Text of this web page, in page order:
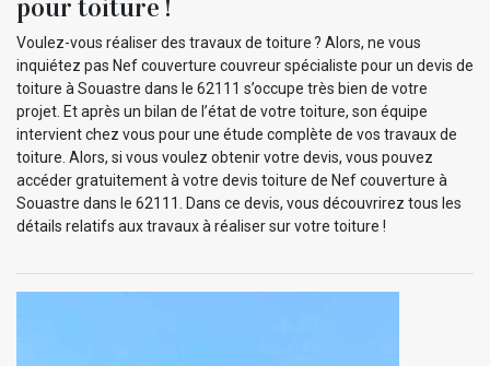
pour toiture !
Voulez-vous réaliser des travaux de toiture ? Alors, ne vous
inquiétez pas Nef couverture couvreur spécialiste pour un devis de
toiture à Souastre dans le 62111 s’occupe très bien de votre
projet. Et après un bilan de l’état de votre toiture, son équipe
intervient chez vous pour une étude complète de vos travaux de
toiture. Alors, si vous voulez obtenir votre devis, vous pouvez
accéder gratuitement à votre devis toiture de Nef couverture à
Souastre dans le 62111. Dans ce devis, vous découvrirez tous les
détails relatifs aux travaux à réaliser sur votre toiture !